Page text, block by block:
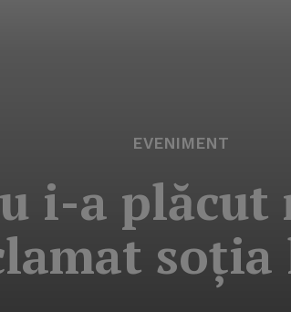
EVENIMENT
i-a plăcut
soţia